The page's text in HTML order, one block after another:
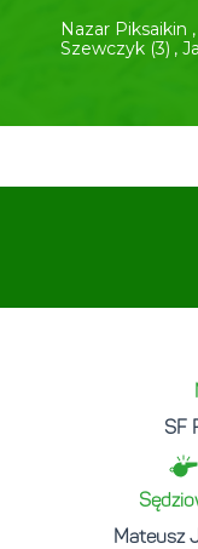
Nazar Piksaikin ,
Szewczyk (3) ,
SF
Mateusz